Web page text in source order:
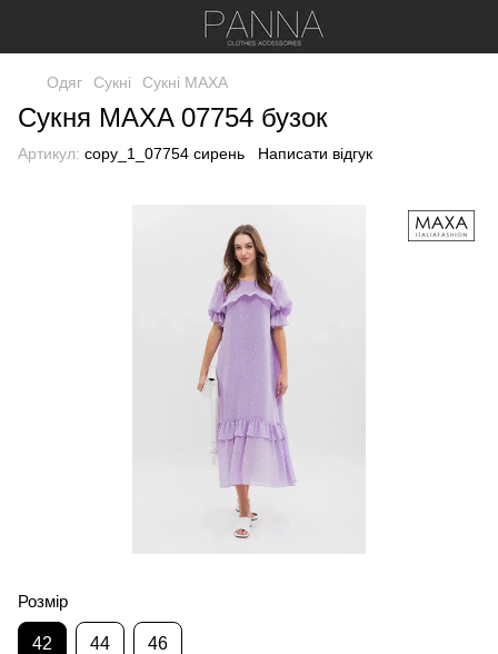
Одяг Сукні Сукні МАХА
Сукня MAXA 07754 бузок
Артикул: copy_1_07754 сирень Написати відгук
Розмір
42 44 46